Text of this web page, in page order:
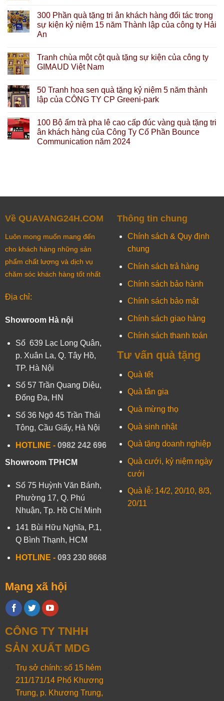
300 Phần quà tặng tri ân khách hàng đối tác trong
sự kiện kỷ niệm 15 năm Thành lập của công ty Hải
An
Tranh chùa một cột quà tặng sự kiện của công ty
GIMAUD Việt Nam
50 Tranh hoa sen quà tặng kỷ niệm 5 năm thành
lập của CÔNG TY CP Greeni-park
100 Bộ ấm trà pha lê cao cấp đúc vàng quà tặng tri
ân khách hàng của Công Ty Cổ Phần Bounce
Communication năm 2024
Về QUAVANG24H.COM
Luôn mong muốn mang đến
cho khách hàng những sản
phẩm chất lượng và dịch vụ
chăm sóc khách hàng tốt nhất
Địa chỉ:
Showroom Hà nội
Số 639 Lạc Long Quân,
p. Xuân La, Q. Tây Hồ,
TP. Hà Nội
Số 57 Trần Quang Diệu,
Đống Đa, HN
Số 36 Ngõ 45 Trần Thái
Tông, Cầu Giấy, Hà Nội
HOTLINE - 0982 242 696
Showroom TPHCM
Số 75 Huỳnh Văn Bánh,
Phường 17, Q. Phú
Nhuận, Tp. Hồ Chí Minh
141 Bùi Hữu Nghĩa, P.1,
Q Bình Thạnh, HCM
HOTLINE - 093 230 8668
Thông tin chung
Chính sách & Quy định
chung
Chính sách trả hàng
Chính sách bảo hành
Chính sách bảo mật
Chính sách giao hàng
Chính sách thanh toán
Tư vấn quà tặng
Quà tết
Quà tân gia
Quà mừng thọ
Quà sinh nhật
Quà tặng doanh nghiệp
Quà cưới, kỷ niệm ngày
cưới
Quà lễ: 14/2, 20/10, 8/3,
20/11
Mạng xã hội
CÔNG TY TNHH
SẢN XUẤT MDG
Trụ sở chính: số 15 hẻm
211/171/14 Phố Khương
Trung, p. Khương Trung,